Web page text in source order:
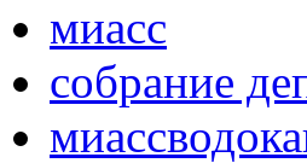
миасс
собрание